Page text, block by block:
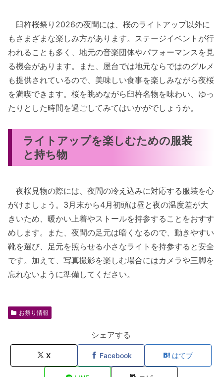
臼杵桜祭り2026の夜間には、桜のライトアップ以外に
もさまざまな楽しみ方があります。ステージイベントが行
われることも多く、地元の音楽団体やパフォーマンスを見
る機会があります。また、屋台では地元ならではのグルメ
も提供されているので、美味しい食事を楽しみながら夜桜
を満喫できます。桜を眺めながら臼杵名物を味わい、ゆっ
たりとした時間を過ごしてみてはいかがでしょうか。
ライトアップを楽しむための服装
と持ち物
夜桜見物の際には、夜間の冷え込みに対応する服装を心
がけましょう。3月末から4月初頭は昼と夜の温度差が大
きいため、暖かい上着やストールを持参することをおすす
めします。また、夜間の足元は暗くなるので、動きやすい
靴を選び、足元を照らせる小さなライトを持参すると安全
です。加えて、写真撮影を楽しむ場合にはカメラや三脚を
忘れないように準備してください。
お祭り情報
シェアする
X Facebook はてブ